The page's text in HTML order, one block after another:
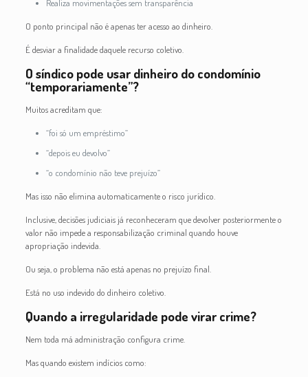
Realiza movimentações sem transparência
O ponto principal não é apenas ter acesso ao dinheiro.
É desviar a finalidade daquele recurso coletivo.
O síndico pode usar dinheiro do condomínio
“temporariamente”?
Muitos acreditam que:
“foi só um empréstimo”
“depois eu devolvo”
“o condomínio não teve prejuízo”
Mas isso não elimina automaticamente o risco jurídico.
Inclusive, decisões judiciais já reconheceram que devolver posteriormente o
valor não impede a responsabilização criminal quando houve
apropriação indevida.
Ou seja, o problema não está apenas no prejuízo final.
Está no uso indevido do dinheiro coletivo.
Quando a irregularidade pode virar crime?
Nem toda má administração configura crime.
Mas quando existem indícios como: